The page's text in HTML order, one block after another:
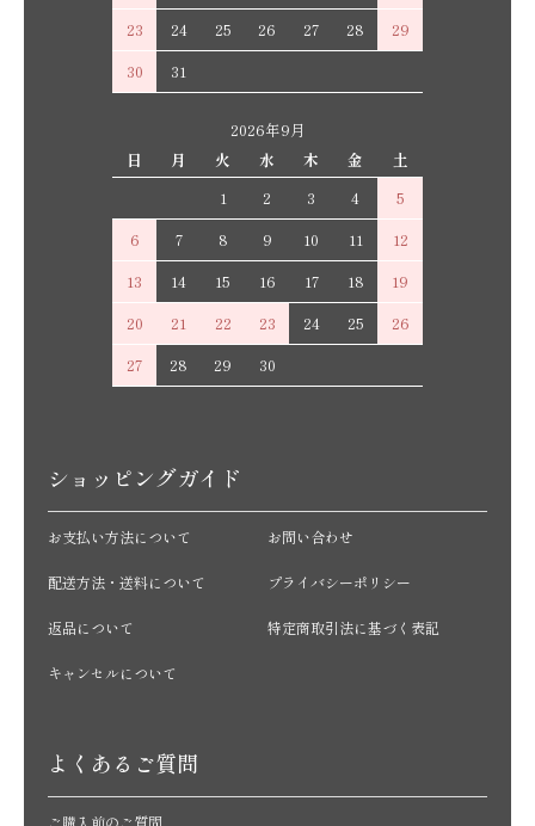
23
24 25 26 27 28
29
30
31
2026年9月
日
月 火 水 木 金
土
1
2 3 4
5
6
7 8 9 10 11
12
13
14 15 16 17 18
19
20
21 22 23 24 25
26
27
28 29 30
ショッピングガイド
お支払い方法について
配送方法・送料について
返品について
キャンセルについて
お問い合わせ
プライバシーポリシー
特定商取引法に基づく表記
よくあるご質問
ご購入前のご質問